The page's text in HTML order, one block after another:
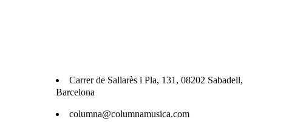
Carrer de Sallarès i Pla, 131, 08202 Sabadell,
Barcelona
columna@columnamusica.com